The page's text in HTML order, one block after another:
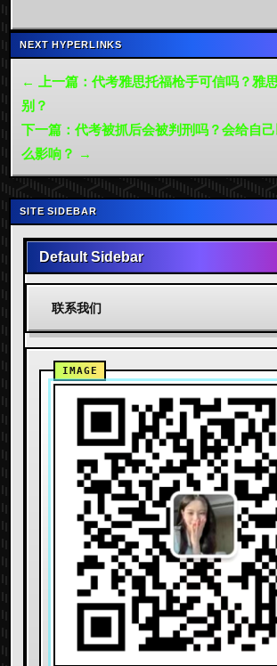
NEXT HYPERLINKS
← 上一篇：代考雅思托福枪手可信吗？雅
别？
下一篇：代考被抓后会被判刑吗？会给自
么影响？ →
SITE SIDEBAR
Default Sidebar
联系我们